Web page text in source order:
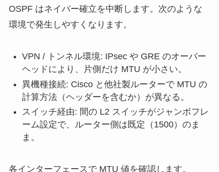
OSPF はネイバー確立を中断します。次のような
環境で発生しやすくなります。
VPN / トンネル環境: IPsec や GRE のオーバー
ヘッドにより、片側だけ MTU が小さい。
異機種接続: Cisco と他社製ルーターで MTU の
計算方法（ヘッダーを含むか）が異なる。
スイッチ経由: 間の L2 スイッチがジャンボフレ
ーム設定で、ルーター側は既定（1500）のま
ま。
各インターフェースで MTU 値を確認します。